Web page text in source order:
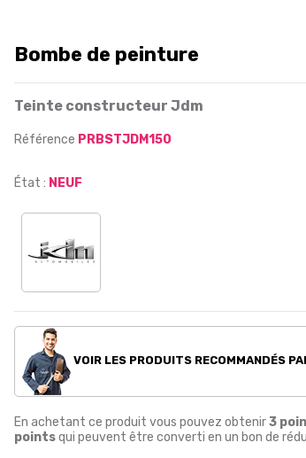
Bombe de peinture
Teinte constructeur Jdm
Référence PRBSTJDM150
État : NEUF
VOIR LES PRODUITS RECOMMANDÉS
En achetant ce produit vous pouvez obtenir3
pointsqui peuvent être converti en un bon de